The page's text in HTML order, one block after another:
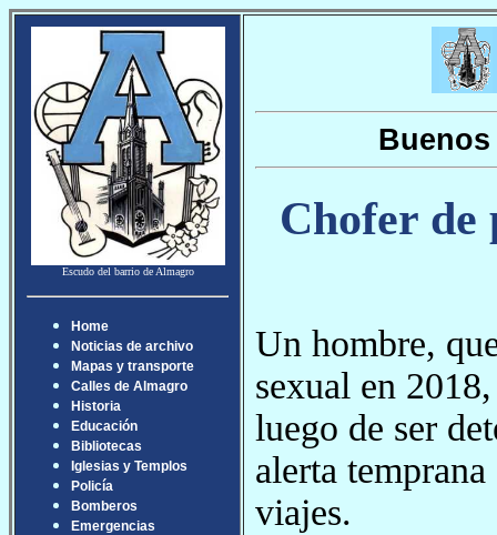
Escudo del barrio de Almagro
Home
Noticias de archivo
Mapas y transporte
Calles de Almagro
Historia
Educación
Bibliotecas
Iglesias y Templos
Policía
Bomberos
Emergencias
Buenos
Chofer de
Un hombre,
sexual en
luego de ser
alerta
viajes.